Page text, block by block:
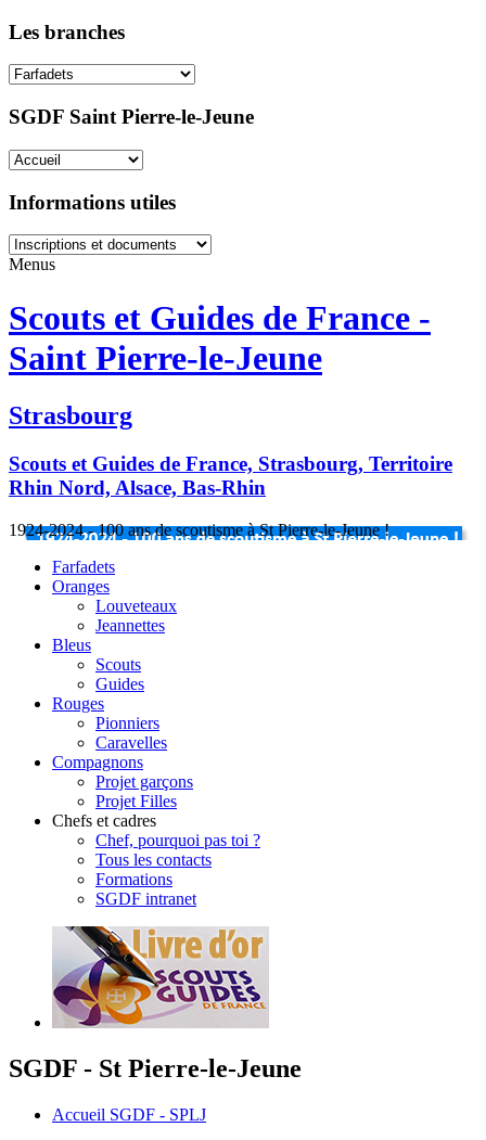
Les branches
SGDF Saint Pierre-le-Jeune
Informations utiles
Menus
Scouts et Guides de France -
Saint Pierre-le-Jeune
Strasbourg
Scouts et Guides de France, Strasbourg, Territoire
Rhin Nord, Alsace, Bas-Rhin
1924-2024 - 100 ans de scoutisme à St Pierre-le-Jeune !
Farfadets
Oranges
Louveteaux
Jeannettes
Bleus
Scouts
Guides
Rouges
Pionniers
Caravelles
Compagnons
Projet garçons
Projet Filles
Chefs et cadres
Chef, pourquoi pas toi ?
Tous les contacts
Formations
SGDF intranet
SGDF - St Pierre-le-Jeune
Accueil SGDF - SPLJ